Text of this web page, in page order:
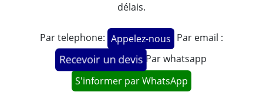
délais.
Par telephone: Appelez-nous Par email :
Recevoir un devis Par whatsapp
S'informer par WhatsApp